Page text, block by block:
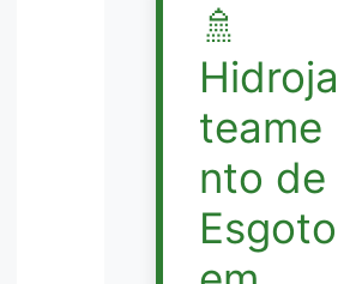
🚿
Hidroja
teame
nto de
Esgoto